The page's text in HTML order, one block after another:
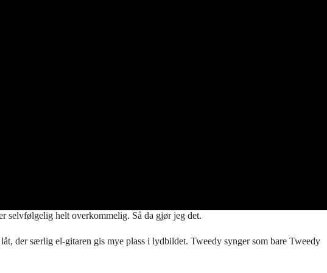
selvfølgelig helt overkommelig. Så da gjør jeg det.
der særlig el-gitaren gis mye plass i lydbildet. Tweedy synger som bare Tweedy